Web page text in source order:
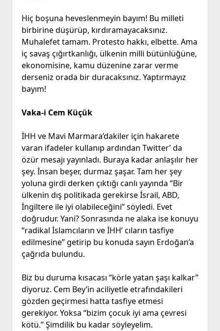
Hiç boşuna heveslenmeyin bayım! Bu milleti
birbirine düşürüp, kırdıramayacaksınız.
Muhalefet tamam. Protesto hakkı, elbette. Ama
iç savaş çığırtkanlığı, ülkenin milli bütünlüğüne,
ekonomisine, kamu düzenine zarar verme
derseniz orada bir duracaksınız. Yaptırmayız
bayım!
Vaka-i Cem Küçük
İHH ve Mavi Marmara’dakiler için hakarete
varan ifadeler kullanıp ardından Twitter’ da
özür mesajı yayınladı. Buraya kadar anlaşılır her
şey. İnsan beşer, durmaz şaşar. Tam her şey
yoluna girdi derken çıktığı canlı yayında “Bir
ülkenin dış politikada gerekirse İsrail, ABD,
İngiltere ile iyi olabileceğini” söyledi. Evet
doğrudur. Yani? Sonrasında ne alaka ise konuyu
“radikal İslamcıların ve İHH’ cıların tasfiye
edilmesine” getirip bu konuda sayın Erdoğan’a
çağrıda bulundu.
Biz bu duruma kısacası “körle yatan şaşı kalkar”
diyoruz. Cem Bey’in aciliyetle etrafındakileri
gözden geçirmesi hatta tasfiye etmesi
gerekiyor. Yoksa “bizim çocuk iyi ama çevresi
kötü.” Şimdilik bu kadar söyleyelim.